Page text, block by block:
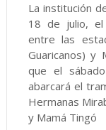
La institución
18 de julio, el
entre las
Guaricanos) y
que el
abarcará el
Hermanas
y Mamá Tingó